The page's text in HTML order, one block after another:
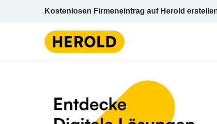
Kostenlosen Firmeneintrag auf Herold